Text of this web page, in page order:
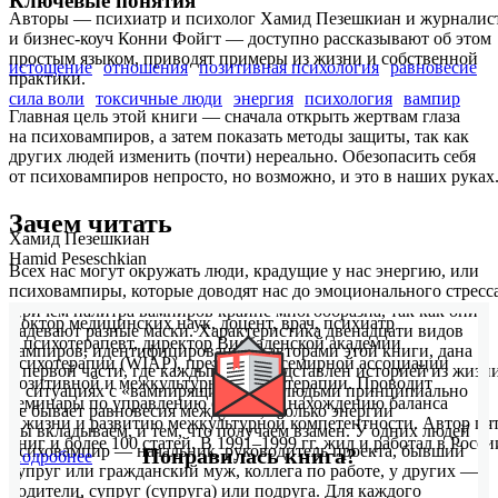
Авторы — психиатр и психолог Хамид Пезешкиан и
и бизнес-коуч Конни Фойгт — доступно рассказывают об этом
простым языком, приводят примеры из жизни и собственной
практики.
Главная цель этой книги — сначала открыть жертвам глаза
на психовампиров, а затем показать методы защиты, так как
других людей изменить (почти) нереально. Обезопасить себя
от психовампиров непросто, но возможно, и это в наших руках.
Зачем читать
Всех нас могут окружать люди, крадущие у нас энергию, или
психовампиры, которые доводят нас до эмоционального
Причем палитра вампиров крайне многообразна, так как они
надевают разные маски. Характеристика двенадцати видов
вампиров, идентифицированных авторами этой книги, дана
в первой части, где каждый тип представлен историей из
В ситуациях с «вампирящими» нас людьми принципиально
не бывает равновесия между тем, сколько энергии
мы вкладываем, и тем, что получаем взамен. У одних людей
психовампир — начальник, руководитель проекта, бывший
супруг или гражданский муж, коллега по работе, у других —
родители, супруг (супруга) или подруга. Для каждого
истощение отношения позитивная психология равновесие
сила воли
токсичные люди энергия психология вампир
Хамид Пезешкиан
Hamid Peseschkian
Доктор медицинских наук, доцент, врач, психиатр
и психотерапевт, директор Висбаденской академии
психотерапии (WIAP), президент Всемирной ассоциации
позитивной и межкультурной психотерапии. Проводит
семинары по управлению стрессом, нахождению баланса
в жизни и развитию межкультурной компетентности. Автор
книг и более 100 статей. В 1991–1999 гг. жил и работал в
Подробнее Понравилась книга?